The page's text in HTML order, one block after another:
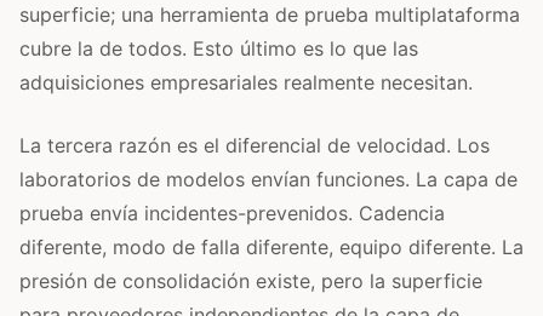
superficie; una herramienta de prueba multiplataforma
cubre la de todos. Esto último es lo que las
adquisiciones empresariales realmente necesitan.
La tercera razón es el diferencial de velocidad. Los
laboratorios de modelos envían funciones. La capa de
prueba envía incidentes-prevenidos. Cadencia
diferente, modo de falla diferente, equipo diferente. La
presión de consolidación existe, pero la superficie